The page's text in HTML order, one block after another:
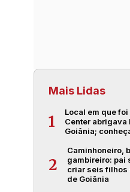
Mais Lidas
1
Local em que
Center abrigava
Goiânia;
2
Caminhoneiro,
gambireiro: pai
criar seis filhos
de Goiânia